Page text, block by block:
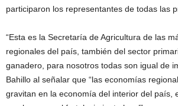
participaron los representantes de todas las
“Esta es la Secretaría de Agricultura de las
regionales del país, también del sector
ganadero, para nosotros todas son igual de
Bahillo al señalar que “las economías
gravitan en la economía del interior del país,